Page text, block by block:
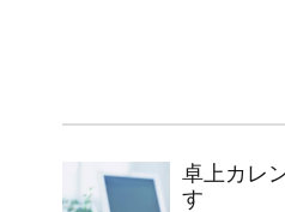
卓上カレ
す